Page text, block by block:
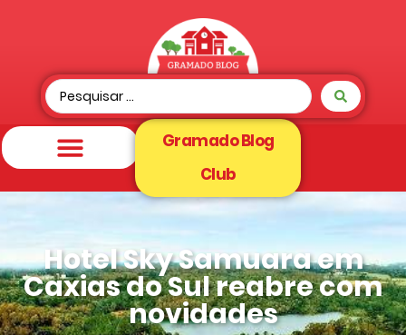
Gramado Blog
Club
Hotel Sky Samuara em
Caxias do Sul reabre com
novidades